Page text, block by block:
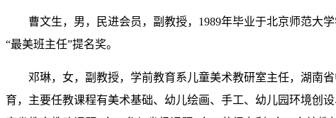
曹文生，男，民进会员，副教授，1989年毕业于北京师范大
“最美班主任”提名奖。
邓琳，女，副教授，学前教育系儿童美术教研室主任，湖南
育，主要任教课程有美术基础、幼儿绘画、手工、幼儿园环境创